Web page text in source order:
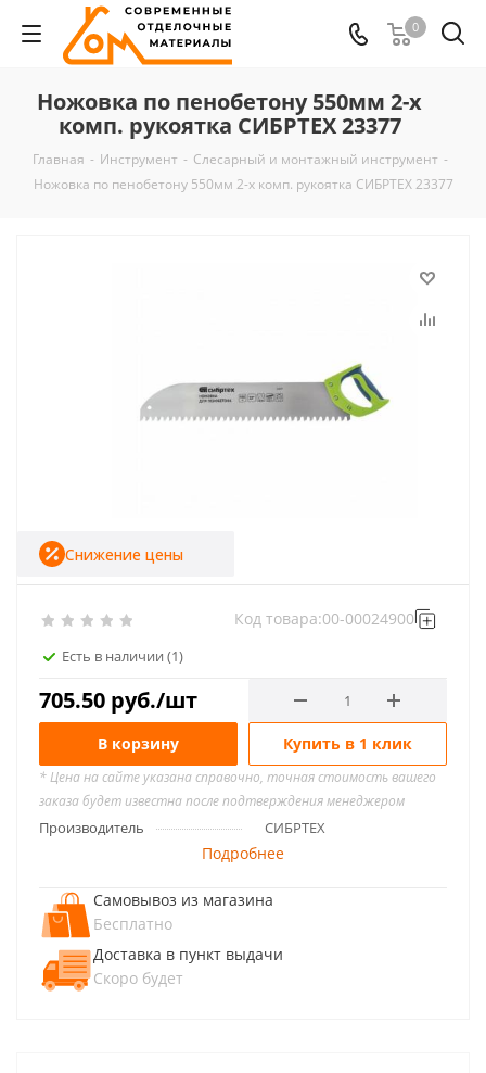
0
Ножовка по пенобетону 550мм 2-х
комп. рукоятка СИБРТЕХ 23377
Главная - Инструмент - Слесарный и монтажный инструмент -
Ножовка по пенобетону 550мм 2-х комп. рукоятка СИБРТЕХ 23377
Есть в наличии (1)
Код товара:00-00024900
705.50 руб./шт
Снижение цены
В корзину Купить в 1 клик
* Цена на сайте указана справочно, точная стоимость вашего
заказа будет известна после подтверждения менеджером
Производитель СИБРТЕХ
Подробнее
Самовывоз из магазина
Бесплатно
Доставка в пункт выдачи
Скоро будет